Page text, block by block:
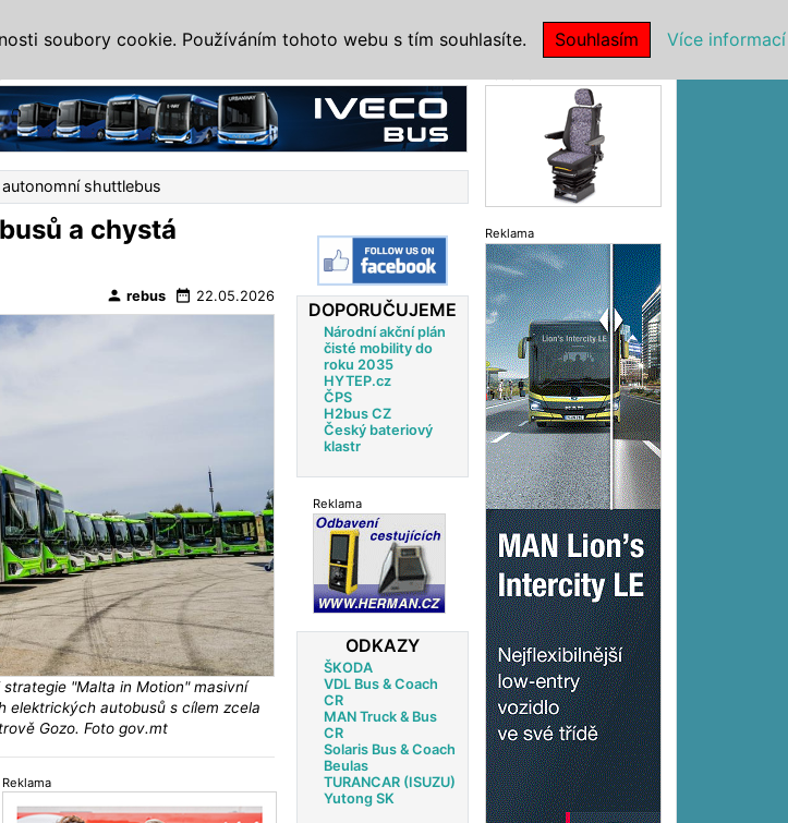
shuttlebus
a chystá
person rebus date_range 22.05.2026
"Malta in Motion" masivní
elektrických autobusů s cílem zcela
Gozo. Foto gov.mt
Reklama
DOPORUČUJEME
Národní akční plán
čisté mobility do
roku 2035
HYTEP.cz
ČPS
H2bus CZ
Český bateriový
klastr
Reklama
ODKAZY
ŠKODA
VDL Bus & Coach
CR
MAN Truck & Bus
CR
Solaris Bus & Coach
Beulas
TURANCAR (ISUZU)
Yutong SK
Reklama
soubory cookie. Používáním tohoto webu s tím souhlasíte. Souhlasím Více informací